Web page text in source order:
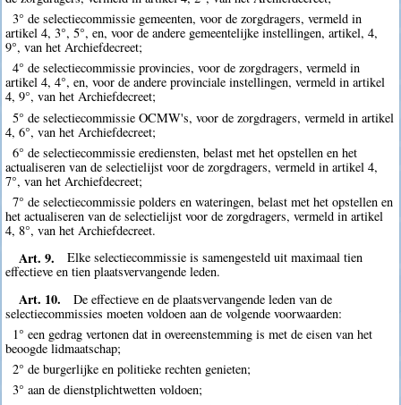
3° de selectiecommissie gemeenten, voor de zorgdragers, vermeld in
artikel 4, 3°, 5°, en, voor de andere gemeentelijke instellingen, artikel, 4,
9°, van het Archiefdecreet;
4° de selectiecommissie provincies, voor de zorgdragers, vermeld in
artikel 4, 4°, en, voor de andere provinciale instellingen, vermeld in artikel
4, 9°, van het Archiefdecreet;
5° de selectiecommissie OCMW's, voor de zorgdragers, vermeld in artikel
4, 6°, van het Archiefdecreet;
6° de selectiecommissie erediensten, belast met het opstellen en het
actualiseren van de selectielijst voor de zorgdragers, vermeld in artikel 4,
7°, van het Archiefdecreet;
7° de selectiecommissie polders en wateringen, belast met het opstellen en
het actualiseren van de selectielijst voor de zorgdragers, vermeld in artikel
4, 8°, van het Archiefdecreet.
Art. 9.
Elke selectiecommissie is samengesteld uit maximaal tien
effectieve en tien plaatsvervangende leden.
Art. 10.
De effectieve en de plaatsvervangende leden van de
selectiecommissies moeten voldoen aan de volgende voorwaarden:
1° een gedrag vertonen dat in overeenstemming is met de eisen van het
beoogde lidmaatschap;
2° de burgerlijke en politieke rechten genieten;
3° aan de dienstplichtwetten voldoen;